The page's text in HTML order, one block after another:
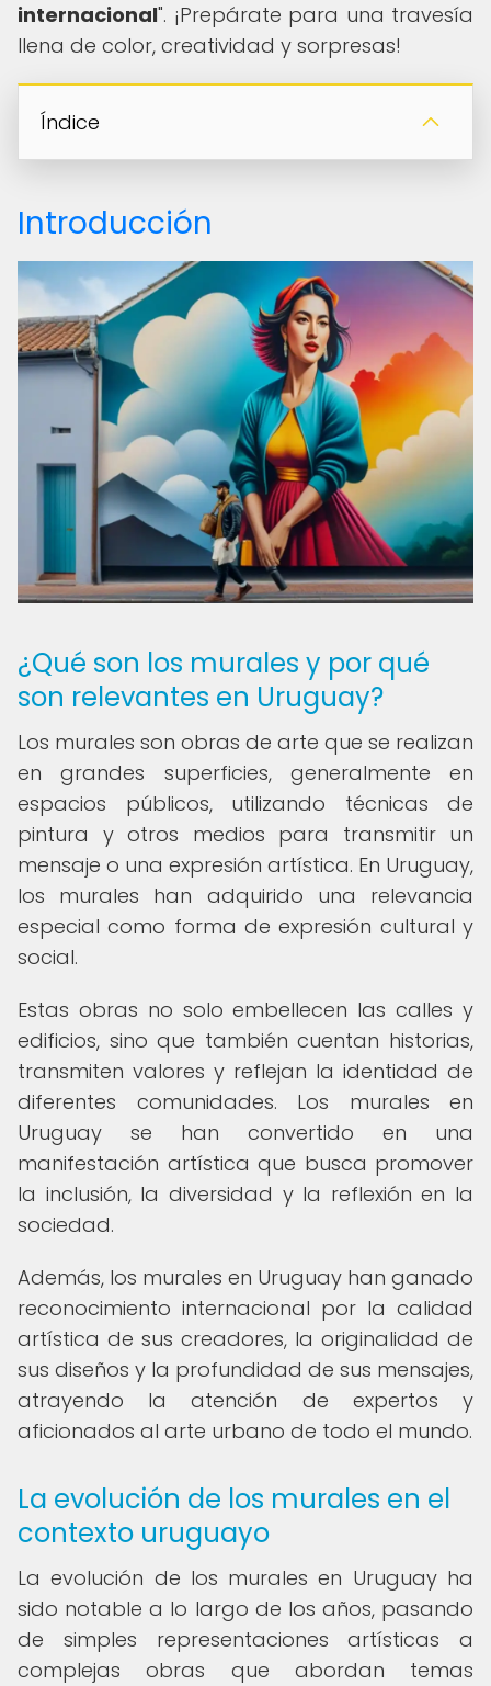
internacional". ¡Prepárate para una travesía
llena de color, creatividad y sorpresas!
Índice
Introducción
¿Qué son los murales y por qué
son relevantes en Uruguay?
Los murales son obras de arte que se realizan
en grandes superficies, generalmente en
espacios públicos, utilizando técnicas de
pintura y otros medios para transmitir un
mensaje o una expresión artística. En Uruguay,
los murales han adquirido una relevancia
especial como forma de expresión cultural y
social.
Estas obras no solo embellecen las calles y
edificios, sino que también cuentan historias,
transmiten valores y reflejan la identidad de
diferentes comunidades. Los murales en
Uruguay se han convertido en una
manifestación artística que busca promover
la inclusión, la diversidad y la reflexión en la
sociedad.
Además, los murales en Uruguay han ganado
reconocimiento internacional por la calidad
artística de sus creadores, la originalidad de
sus diseños y la profundidad de sus mensajes,
atrayendo la atención de expertos y
aficionados al arte urbano de todo el mundo.
La evolución de los murales en el
contexto uruguayo
La evolución de los murales en Uruguay ha
sido notable a lo largo de los años, pasando
de simples representaciones artísticas a
complejas obras que abordan temas